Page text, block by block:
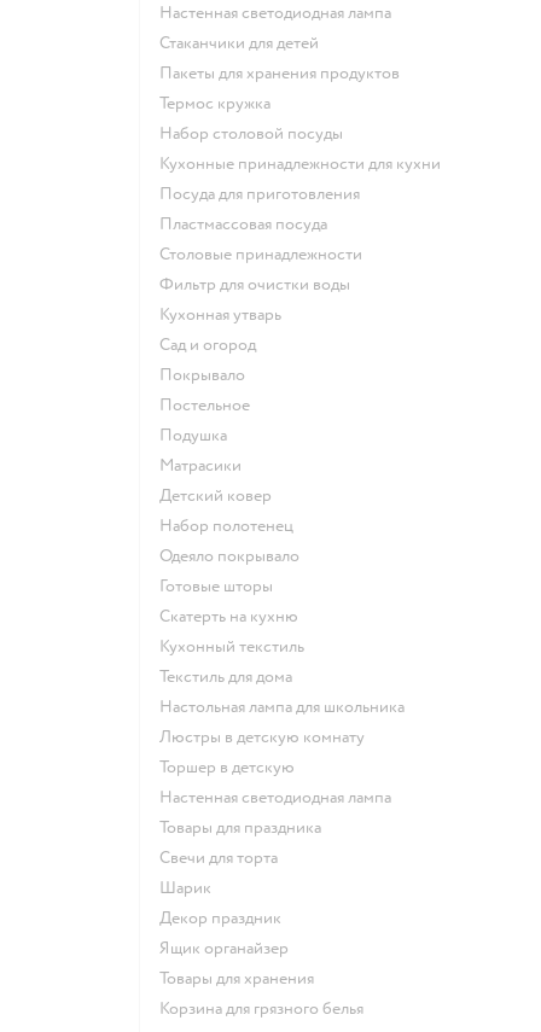
Настенная светодиодная лампа
Стаканчики для детей
Пакеты для хранения продуктов
Термос кружка
Набор столовой посуды
Кухонные принадлежности для кухни
Посуда для приготовления
Пластмассовая посуда
Столовые принадлежности
Фильтр для очистки воды
Кухонная утварь
Сад и огород
Покрывало
Постельное
Подушка
Матрасики
Детский ковер
Набор полотенец
Одеяло покрывало
Готовые шторы
Скатерть на кухню
Кухонный текстиль
Текстиль для дома
Настольная лампа для школьника
Люстры в детскую комнату
Торшер в детскую
Настенная светодиодная лампа
Товары для праздника
Свечи для торта
Шарик
Декор праздник
Ящик органайзер
Товары для хранения
Корзина для грязного белья